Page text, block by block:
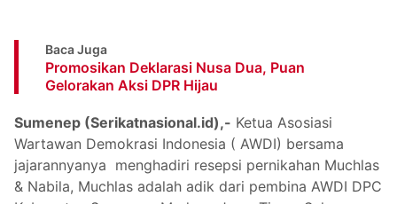
Baca Juga
Promosikan Deklarasi Nusa Dua, Puan
Gelorakan Aksi DPR Hijau
Sumenep (Serikatnasional.id),- Ketua Asosiasi
Wartawan Demokrasi Indonesia ( AWDI) bersama
jajarannyanya menghadiri resepsi pernikahan Muchlas
& Nabila, Muchlas adalah adik dari pembina AWDI DPC